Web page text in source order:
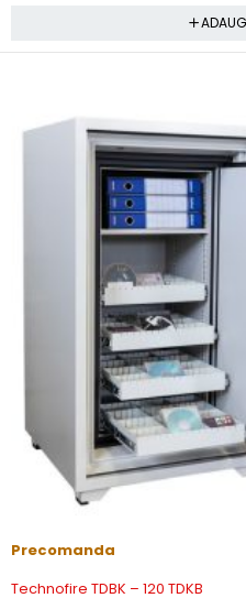
Precomanda
Technofire TDBK – 120 TDKB